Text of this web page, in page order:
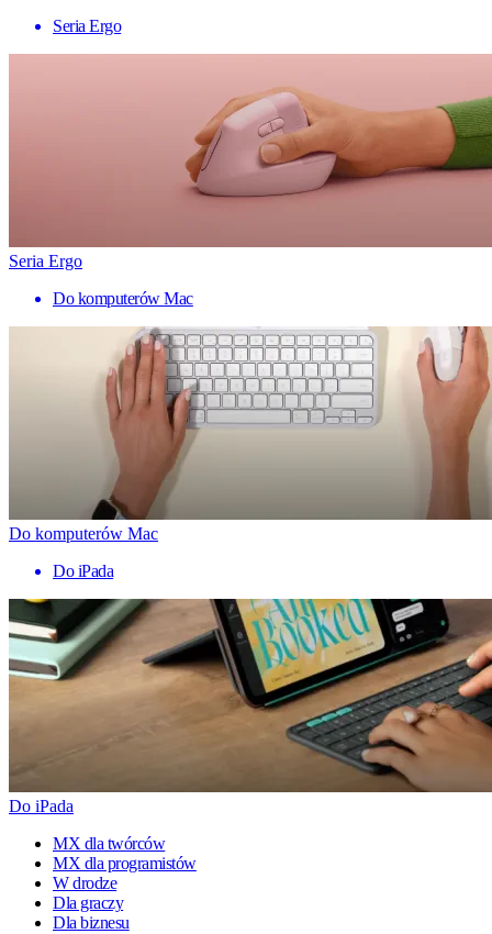
Seria Ergo
Seria Ergo
Do komputerów Mac
Do komputerów Mac
Do iPada
Do iPada
MX dla twórców
MX dla programistów
W drodze
Dla graczy
Dla biznesu